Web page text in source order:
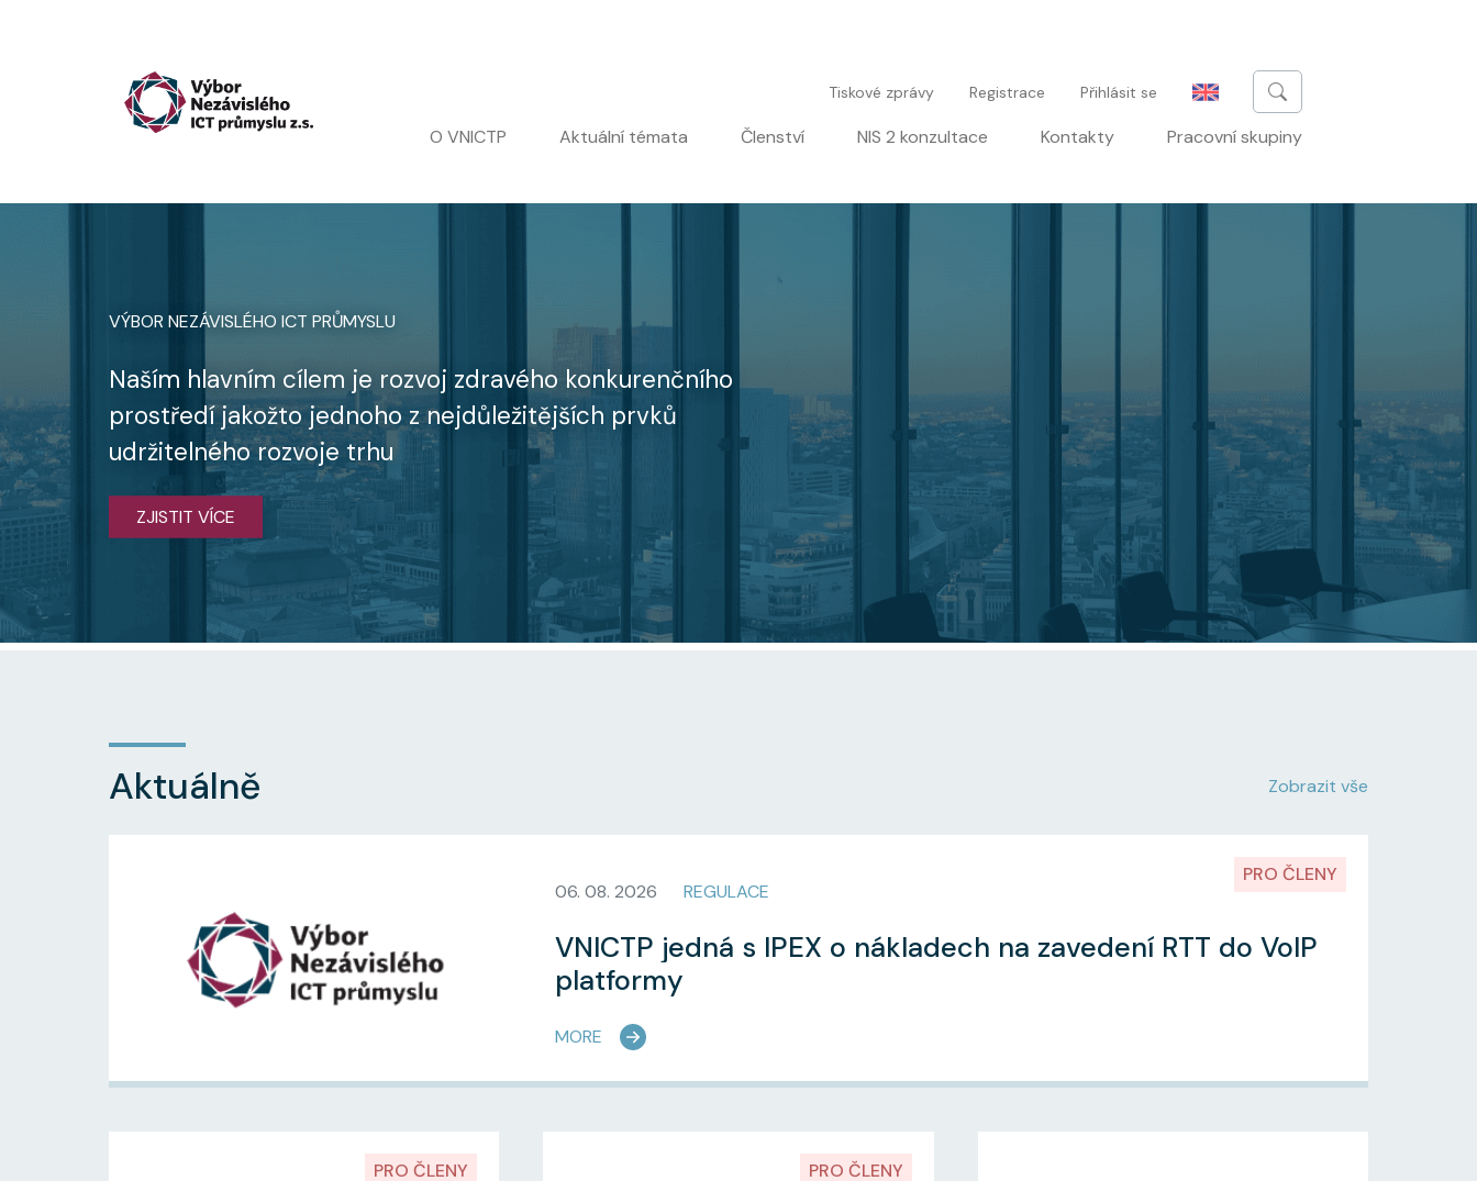
User account menu
Tiskové zprávy Registrace Přihlásit se
Main navigation
O VNICTP Aktuální témata Členství NIS 2 konzultace Kontakty Pracovní skupiny
VÝBOR NEZÁVISLÉHO ICT PRŮMYSLU
Naším hlavním cílem je rozvoj zdravého konkurenčního
prostředí jakožto jednoho z nejdůležitějších prvků
udržitelného rozvoje trhu
ZJISTIT VÍCE
Aktuálně Zobrazit vše
PRO ČLENY
REGULACE
06. 08. 2026
VNICTP jedná s IPEX o nákladech na zavedení RTT do VoIP
platformy
MORE
PRO ČLENY PRO ČLENY